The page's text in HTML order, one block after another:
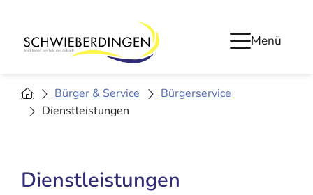
Menü
Bürger & Service
Bürgerservice
Dienstleistungen
Dienstleistungen